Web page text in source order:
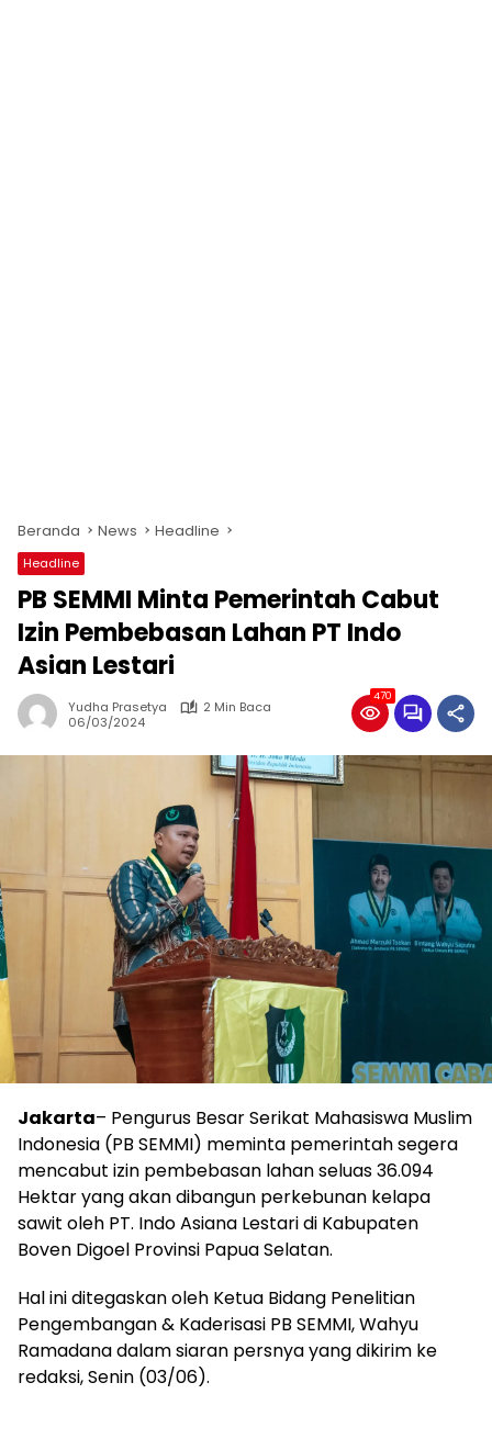
Beranda News Headline
Headline
PB SEMMI Minta Pemerintah Cabut
Izin Pembebasan Lahan PT Indo
Asian Lestari
Yudha Prasetya
2 Min Baca
06/03/2024
470
Jakarta– Pengurus Besar Serikat Mahasiswa Muslim
Indonesia (PB SEMMI) meminta pemerintah segera
mencabut izin pembebasan lahan seluas 36.094
Hektar yang akan dibangun perkebunan kelapa
sawit oleh PT. Indo Asiana Lestari di Kabupaten
Boven Digoel Provinsi Papua Selatan.
Hal ini ditegaskan oleh Ketua Bidang Penelitian
Pengembangan & Kaderisasi PB SEMMI, Wahyu
Ramadana dalam siaran persnya yang dikirim ke
redaksi, Senin (03/06).